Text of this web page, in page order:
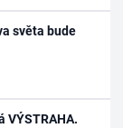
světa bude
VÝSTRAHA.